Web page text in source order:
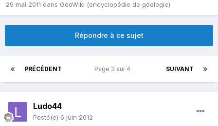
29 mai 2011 dans GéoWiki (encyclopédie de géologie)
Répondre à ce sujet
PRÉCÉDENT SUIVANT
Page 3 sur 4
Ludo44
Posté(e) 6 juin 2012